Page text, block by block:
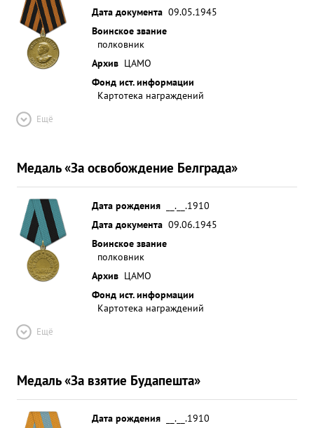
Дата документа 09.05.1945
Воинское звание
полковник
Архив ЦАМО
Фонд ист. информации
Картотека награждений
Ещё
Медаль «За освобождение Белграда»
Дата рождения
__.__.1910
Дата документа 09.06.1945
Воинское звание
полковник
Архив ЦАМО
Фонд ист. информации
Картотека награждений
Ещё
Медаль «За взятие Будапешта»
Дата рождения
__.__.1910